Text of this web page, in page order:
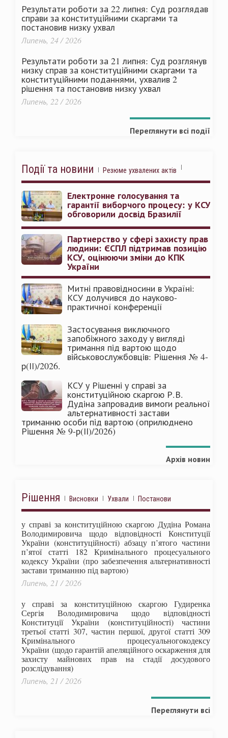
Результати роботи за 22 липня: Суд розглядав
справи за конституційними скаргами та
постановив низку ухвал
Липень, 24 / 2026
Результати роботи за 21 липня: Суд розглянув
низку справ за конституційними скаргами та
конституційними поданнями, ухвалив 2
рішення та постановив низку ухвал
Липень, 22 / 2026
Переглянути всі події
Події та новини Резюме ухвалених актів
Електронне голосування та
гарантії виборчого процесу: у КСУ
обговорили досвід Бразилії
Партнерство у сфері захисту прав
людини: ЄСПЛ підтримав позицію
КСУ, оцінюючи зміни до КПК
України
Митні правовідносини в Україні:
КСУ долучився до науково-
практичної конференції
Застосування виключного
запобіжного заходу у вигляді
тримання під вартою щодо
військовослужбовців: Рішення № 4-
р(ІІ)/2026.
КСУ у Рішенні у справі за
конституційною скаргою Р.В.
Дудіна запровадив вимоги реальної
альтернативності застави
триманню особи під вартою (оприлюднено
Рішення № 9-р(ІІ)/2026)
Архів новин
Рішення Висновки Ухвали Постанови
у справі за конституційною скаргою Дудіна Романа
Володимировича щодо відповідності Конституції
України (конституційності) абзацу п’ятого частини
п’ятої статті 182 Кримінального процесуального
кодексу України (про забезпечення альтернативності
застави триманню під вартою)
Липень, 21 / 2026
у справі за конституційною скаргою Гудиренка
Сергія Володимировича щодо відповідності
Конституції України (конституційності) частини
третьої статті 307, частин першої, другої статті 309
Кримінального процесуальногокодексу
України (щодо гарантій апеляційного оскарження для
захисту майнових прав на стадії досудового
розслідування)
Липень, 21 / 2026
Переглянути всі